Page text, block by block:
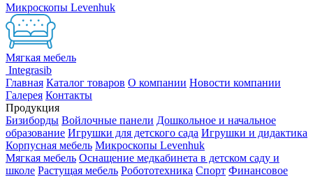
Микроскопы Levenhuk
Мягкая мебель
Integrasib
Главная Каталог товаров О компании Новости компании
Галерея Контакты
Продукция
Бизиборды Войлочные панели Дошкольное и начальное
образование Игрушки для детского сада Игрушки и дидактика
Корпусная мебель Микроскопы Levenhuk
Мягкая мебель Оснащение медкабинета в детском саду и
школе Растущая мебель Робототехника Спорт Финансовое